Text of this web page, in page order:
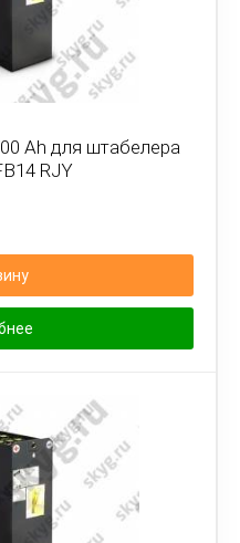
Ah для штабелера
RJY